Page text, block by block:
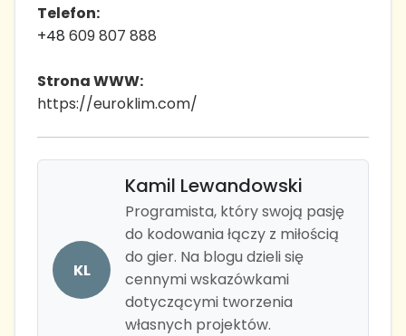
Telefon:
+48 609 807 888
Strona WWW:
https://euroklim.com/
KL
Kamil Lewandowski
Programista, który swoją pasję
do kodowania łączy z miłością
do gier. Na blogu dzieli się
cennymi wskazówkami
dotyczącymi tworzenia
własnych projektów.